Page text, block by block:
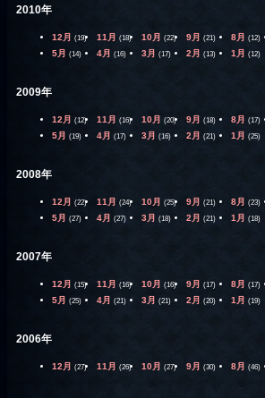
2010年
12月 (19) 11月 (18) 10月 (22) 9月 (21) 8月 (12)
5月 (14) 4月 (16) 3月 (17) 2月 (13) 1月 (12)
2009年
12月 (12) 11月 (16) 10月 (20) 9月 (18) 8月 (17)
5月 (19) 4月 (17) 3月 (16) 2月 (21) 1月 (25)
2008年
12月 (22) 11月 (24) 10月 (25) 9月 (21) 8月 (23)
5月 (27) 4月 (27) 3月 (18) 2月 (21) 1月 (18)
2007年
12月 (15) 11月 (16) 10月 (16) 9月 (17) 8月 (17)
5月 (25) 4月 (21) 3月 (21) 2月 (20) 1月 (19)
2006年
12月 (27) 11月 (26) 10月 (27) 9月 (30) 8月 (46)